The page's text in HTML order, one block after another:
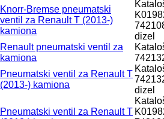
Knorr-Bremse pneumatski
ventil za Renault T (2013-)
kamiona
dizel
Renault pneumatski ventil za
kamiona
Pneumatski ventil za Renault T
(2013-) kamiona
dizel
Pneumatski ventil za Renault T